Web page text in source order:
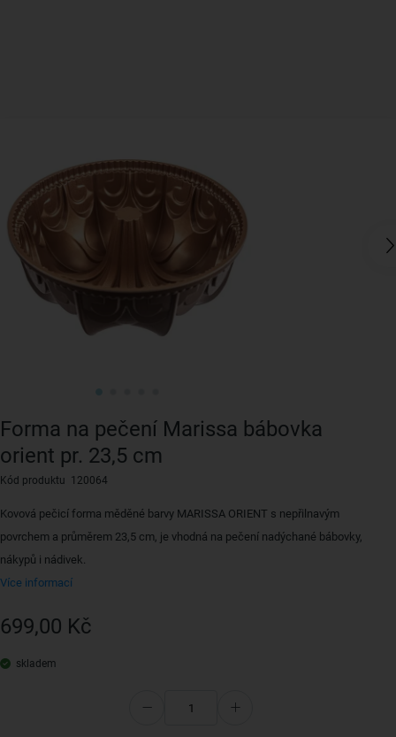
Forma na pečení Marissa bábovka
orient pr. 23,5 cm
Kód produktu 120064
Kovová pečicí forma měděné barvy MARISSA ORIENT s nepřilnavým
povrchem a průměrem 23,5 cm, je vhodná na pečení nadýchané bábovky,
nákypů i nádivek.
Více informací
699,00 Kč
skladem